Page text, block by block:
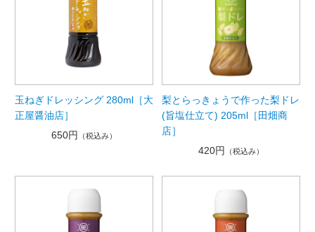
玉ねぎドレッシング 280ml［大
正屋醤油店］
650円
（税込み）
梨とらっきょうで作った梨ドレ
(旨塩仕立て) 205ml［田畑商
店］
420円
（税込み）